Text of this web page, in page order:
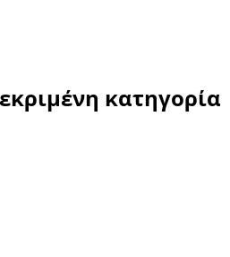
κατηγορία